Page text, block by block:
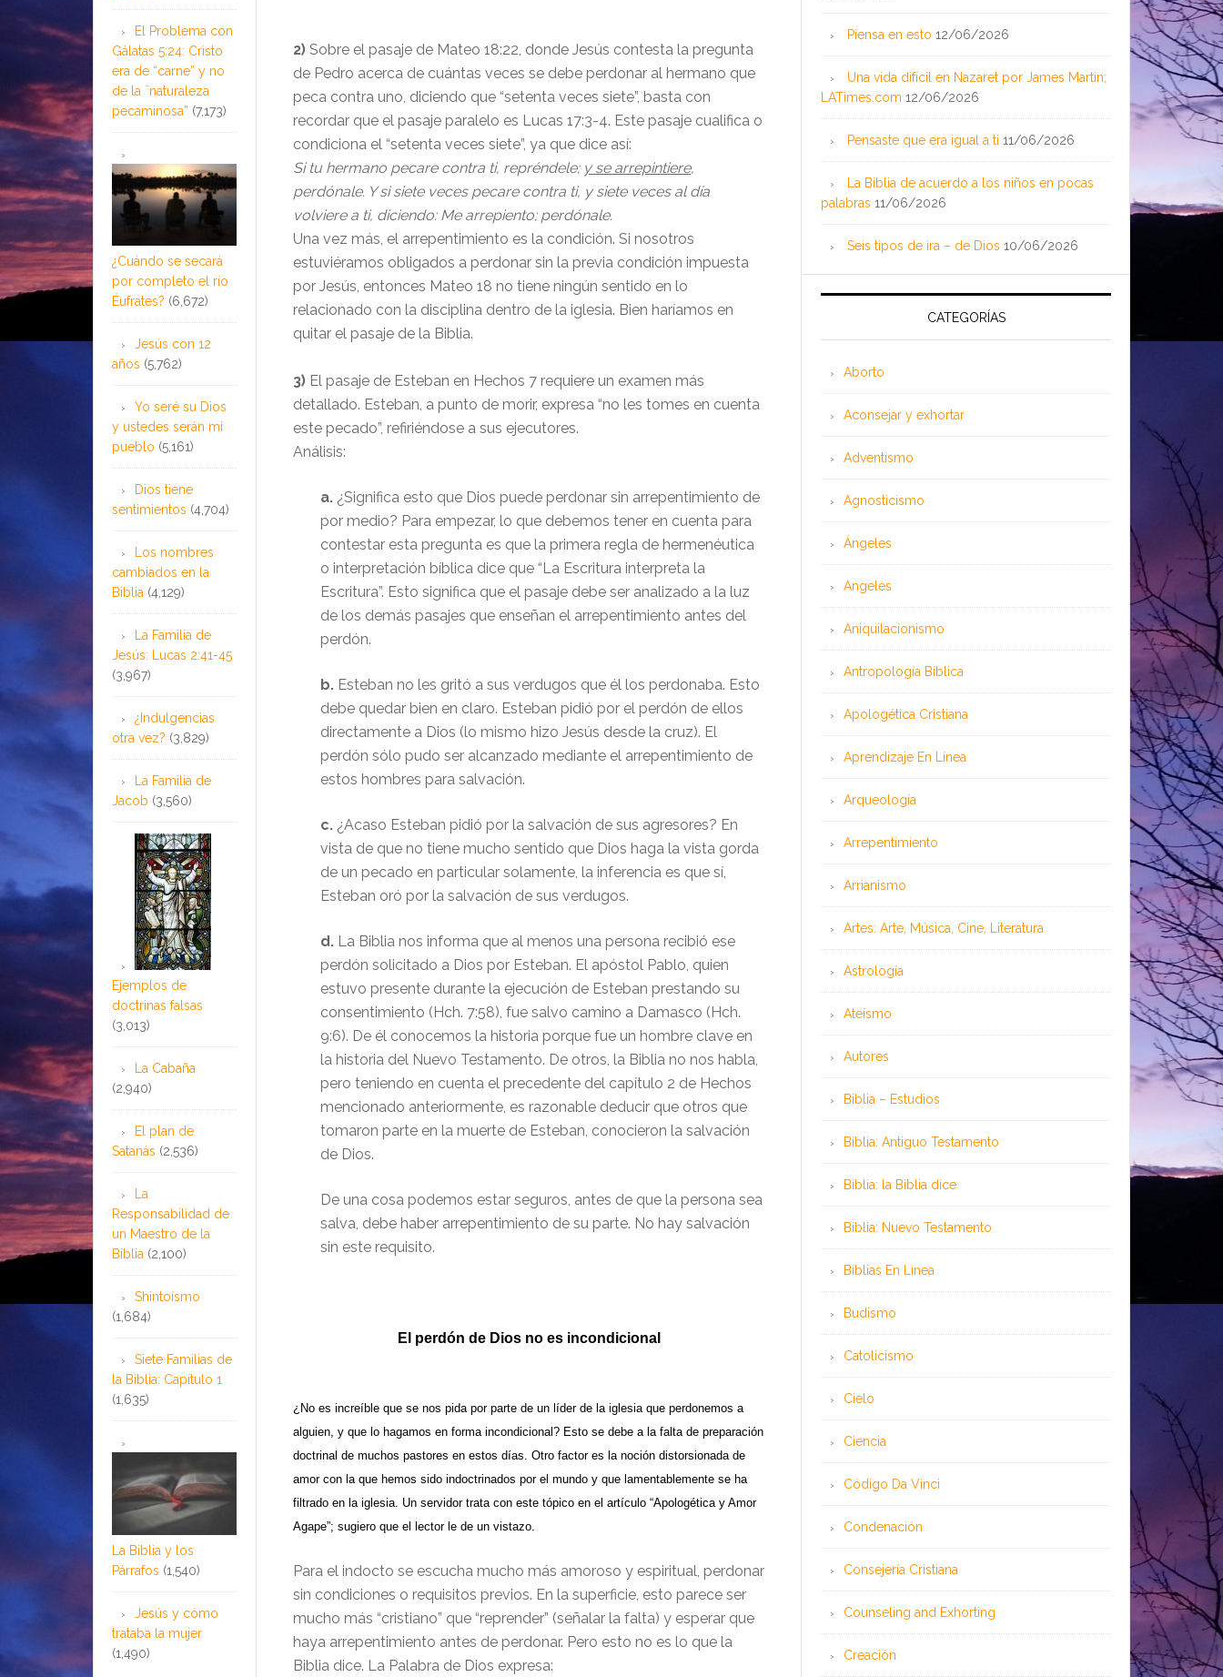
2) Sobre el pasaje de Mateo 18:22, donde Jesús contesta la pregunta
de Pedro acerca de cuántas veces se debe perdonar al hermano que
peca contra uno, diciendo que “setenta veces siete”, basta con
recordar que el pasaje paralelo es Lucas 17:3-4. Este pasaje cualifica o
condiciona el “setenta veces siete”, ya que dice así:
Si tu hermano pecare contra ti, repréndele; y se arrepintiere,
perdónale. Y si siete veces pecare contra ti, y siete veces al día
volviere a ti, diciendo: Me arrepiento; perdónale.
Una vez más, el arrepentimiento es la condición. Si nosotros
estuviéramos obligados a perdonar sin la previa condición impuesta
por Jesús, entonces Mateo 18 no tiene ningún sentido en lo
relacionado con la disciplina dentro de la iglesia. Bien haríamos en
quitar el pasaje de la Biblia.
3) El pasaje de Esteban en Hechos 7 requiere un examen más
detallado. Esteban, a punto de morir, expresa “no les tomes en cuenta
este pecado”, refiriéndose a sus ejecutores.
Análisis:
a. ¿Significa esto que Dios puede perdonar sin arrepentimiento de
por medio? Para empezar, lo que debemos tener en cuenta para
contestar esta pregunta es que la primera regla de hermenéutica
o interpretación bíblica dice que “La Escritura interpreta la
Escritura”. Esto significa que el pasaje debe ser analizado a la luz
de los demás pasajes que enseñan el arrepentimiento antes del
perdón.
b. Esteban no les gritó a sus verdugos que él los perdonaba. Esto
debe quedar bien en claro. Esteban pidió por el perdón de ellos
directamente a Dios (lo mismo hizo Jesús desde la cruz). El
perdón sólo pudo ser alcanzado mediante el arrepentimiento de
estos hombres para salvación.
c. ¿Acaso Esteban pidió por la salvación de sus agresores? En
vista de que no tiene mucho sentido que Dios haga la vista gorda
de un pecado en particular solamente, la inferencia es que sí,
Esteban oró por la salvación de sus verdugos.
d. La Biblia nos informa que al menos una persona recibió ese
perdón solicitado a Dios por Esteban. El apóstol Pablo, quien
estuvo presente durante la ejecución de Esteban prestando su
consentimiento (Hch. 7:58), fue salvo camino a Damasco (Hch.
9:6). De él conocemos la historia porque fue un hombre clave en
la historia del Nuevo Testamento. De otros, la Biblia no nos habla,
pero teniendo en cuenta el precedente del capítulo 2 de Hechos
mencionado anteriormente, es razonable deducir que otros que
tomaron parte en la muerte de Esteban, conocieron la salvación
de Dios.
De una cosa podemos estar seguros, antes de que la persona sea
salva, debe haber arrepentimiento de su parte. No hay salvación
sin este requisito.
El perdón de Dios no es incondicional
¿No es increíble que se nos pida por parte de un líder de la iglesia que perdonemos a
alguien, y que lo hagamos en forma incondicional? Esto se debe a la falta de preparación
doctrinal de muchos pastores en estos días. Otro factor es la noción distorsionada de
amor con la que hemos sido indoctrinados por el mundo y que lamentablemente se ha
filtrado en la iglesia. Un servidor trata con este tópico en el artículo “Apologética y Amor
Agape”; sugiero que el lector le de un vistazo.
Para el indocto se escucha mucho más amoroso y espiritual, perdonar
sin condiciones o requisitos previos. En la superficie, esto parece ser
mucho más “cristiano” que “reprender” (señalar la falta) y esperar que
haya arrepentimiento antes de perdonar. Pero esto no es lo que la
Biblia dice. La Palabra de Dios expresa:
Piensa en esto 12/06/2026
Una vida difícil en Nazaret por James Martin;
LATimes.com 12/06/2026
Pensaste que era igual a ti 11/06/2026
La Biblia de acuerdo a los niños en pocas
palabras 11/06/2026
Seis tipos de ira – de Dios 10/06/2026
CATEGORÍAS
Aborto
Aconsejar y exhortar
Adventismo
Agnosticismo
Ángeles
Angeles
Aniquilacionismo
Antropología Bíblica
Apologética Cristiana
Aprendizaje En Línea
Arqueología
Arrepentimiento
Arrianismo
Artes: Arte, Música, Cine, Literatura
Astrología
Ateísmo
Autores
Biblia – Estudios
Biblia: Antiguo Testamento
Biblia: la Biblia dice
Biblia: Nuevo Testamento
Bíblias En Línea
Budismo
Catolicismo
Cielo
Ciencia
Código Da Vinci
Condenación
Consejería Cristiana
Counseling and Exhorting
Creación
El Problema con
Gálatas 5:24: Cristo
era de “carne” y no
de la ¨naturaleza
pecaminosa” (7,173)
¿Cuándo se secará
por completo el río
Éufrates? (6,672)
Jesús con 12
años (5,762)
Yo seré su Dios
y ustedes serán mi
pueblo (5,161)
Dios tiene
sentimientos (4,704)
Los nombres
cambiados en la
Biblia (4,129)
La Familia de
Jesús: Lucas 2:41-45
(3,967)
¿Indulgencias
otra vez? (3,829)
La Familia de
Jacob (3,560)
Ejemplos de
doctrinas falsas
(3,013)
La Cabaña
(2,940)
El plan de
Satanás (2,536)
La
Responsabilidad de
un Maestro de la
Biblia (2,100)
Shintoísmo
(1,684)
Siete Familias de
la Biblia: Capítulo 1
(1,635)
La Biblia y los
Párrafos (1,540)
Jesús y cómo
trataba la mujer
(1,490)